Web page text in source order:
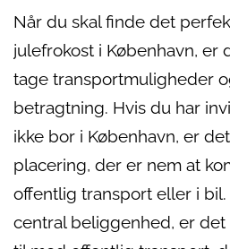
Når du skal finde det
julefrokost i København, er
tage transportmuligheder
betragtning. Hvis du har
ikke bor i København, er
placering, der er nem at
offentlig transport eller i
central beliggenhed, er